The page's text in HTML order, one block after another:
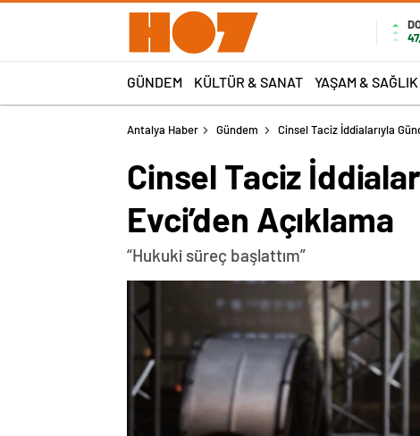
GÜNDEM KÜLTÜR & SANAT YAŞAM & SAĞLIK
Antalya Haber Gündem Cinsel Taciz İddialarıyla
Cinsel Taciz
Evci’den Açıklama
“Hukuki süreç başlattım”